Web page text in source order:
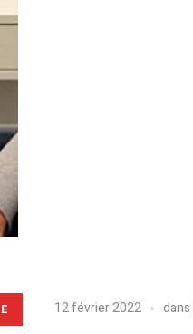
12 février 2022 dans